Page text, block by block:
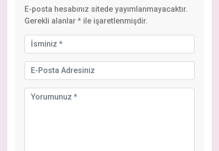
E-posta hesabınız sitede yayımlanmayacaktır.
Gerekli alanlar * ile işaretlenmişdir.